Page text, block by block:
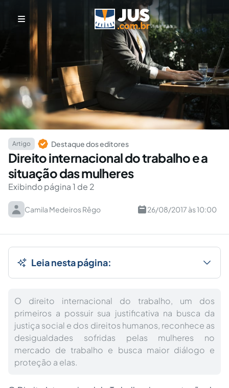
Artigo Destaque dos editores
Direito internacional do trabalho e a
situação das mulheres
Exibindo página 1 de 2
Camila Medeiros Rêgo 26/08/2017 às 10:00
Leia nesta página:
O direito internacional do trabalho, um dos
primeiros a possuir sua justificativa na busca da
justiça social e dos direitos humanos, reconhece as
desigualdades sofridas pelas mulheres no
mercado de trabalho e busca maior diálogo e
proteção a elas.